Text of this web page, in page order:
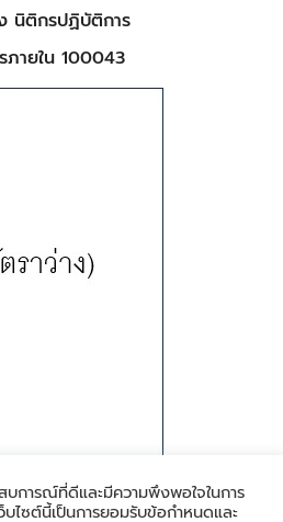
นิติกรปฏิบัติการ
ภายใน 100043
บการณ์ที่ดีและมีความพึงพอใจในการ
บไซต์นี้เป็นการยอมรับข้อกำหนดและ